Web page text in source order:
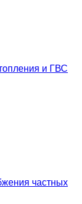
и ГВС
частных